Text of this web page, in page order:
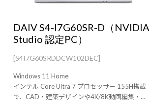
DAIV S4-I7G60SR-D（NVIDIA
Studio 認定PC）
[S4I7G60SRDDCW102DEC]
Windows 11 Home
インテル Core Ultra 7 プロセッサー 155H搭載
で、CAD・建築デザインや4K/8K動画編集・